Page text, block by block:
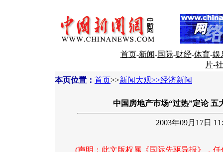
首页-新闻-国际-财经-体育-娱
片-
本页位置： 首页>>新闻大观>>经济新闻
中国房地产市场“过热”定论 五
2003年09月17日
(声明：此文版权属《国际先驱导报》，